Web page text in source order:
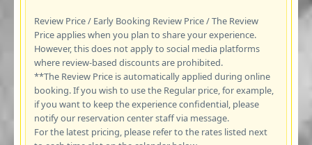
Review Price / Early Booking Review Price / The Review
Price applies when you plan to share your experience.
However, this does not apply to social media platforms
where review-based discounts are prohibited.
**The Review Price is automatically applied during online
booking. If you wish to use the Regular price, for example,
if you want to keep the experience confidential, please
notify our reservation center staff via message.
For the latest pricing, please refer to the rates listed next